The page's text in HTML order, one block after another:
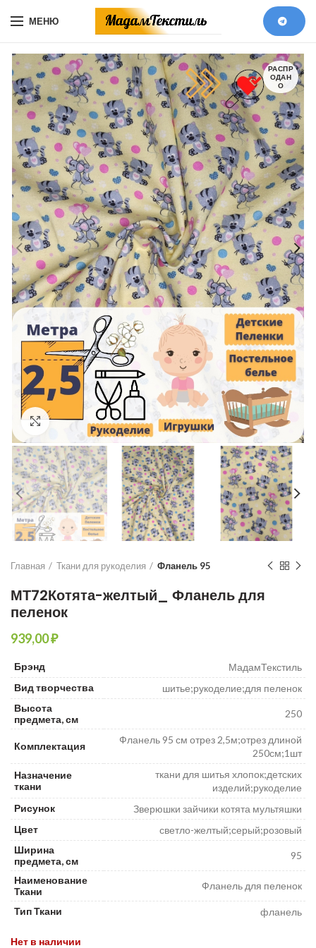
МЕНЮ
РАСПР
ОДАН
О
Увеличить
Главная Ткани для рукоделия Фланель 95
МТ72Котята-желтый_ Фланель для
пеленок
₽
Брэнд
МадамТекстиль
Вид творчества
шитье;рукоделие;для пеленок
Высота
предмета, см
250
Комплектация
Фланель 95 см отрез 2,5м;отрез длиной
250см;1шт
Назначение
ткани
ткани для шитья хлопок;детских
изделий;рукоделие
Рисунок
Зверюшки зайчики котята мультяшки
Цвет
светло-желтый;серый;розовый
Ширина
предмета, см
95
Наименование
Ткани
Фланель для пеленок
Тип Ткани фланель
Нет в наличии